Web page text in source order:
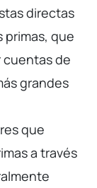
directas
primas, que
cuentas de
grandes
que
a través